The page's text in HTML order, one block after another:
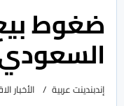
ضغوط
السعودي 99
إندبندينت عربية الأخبار